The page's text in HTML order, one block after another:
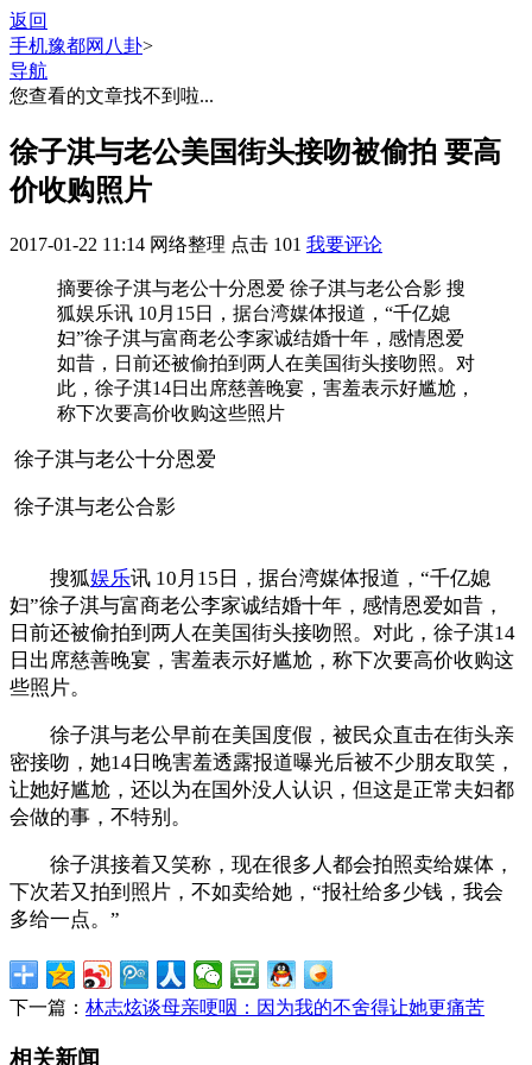
返回
手机豫都网 八卦>
导航
您查看的文章找不到啦...
徐子淇与老公美国街头接吻被偷拍 要高
价收购照片
2017-01-22 11:14 网络整理 点击 101 我要评论
摘要徐子淇与老公十分恩爱 徐子淇与老公合影 搜
狐娱乐讯 10月15日，据台湾媒体报道，“千亿媳
妇”徐子淇与富商老公李家诚结婚十年，感情恩爱
如昔，日前还被偷拍到两人在美国街头接吻照。对
此，徐子淇14日出席慈善晚宴，害羞表示好尴尬，
称下次要高价收购这些照片
徐子淇与老公十分恩爱
徐子淇与老公合影
搜狐娱乐讯 10月15日，据台湾媒体报道，“千亿媳
妇”徐子淇与富商老公李家诚结婚十年，感情恩爱如昔，
日前还被偷拍到两人在美国街头接吻照。对此，徐子淇14
日出席慈善晚宴，害羞表示好尴尬，称下次要高价收购这
些照片。
徐子淇与老公早前在美国度假，被民众直击在街头亲
密接吻，她14日晚害羞透露报道曝光后被不少朋友取笑，
让她好尴尬，还以为在国外没人认识，但这是正常夫妇都
会做的事，不特别。
徐子淇接着又笑称，现在很多人都会拍照卖给媒体，
下次若又拍到照片，不如卖给她，“报社给多少钱，我会
多给一点。”
下一篇： 林志炫谈母亲哽咽：因为我的不舍得让她更痛苦
相关新闻